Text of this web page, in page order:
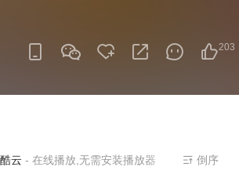
203
线播放,无需安装播放器 倒序